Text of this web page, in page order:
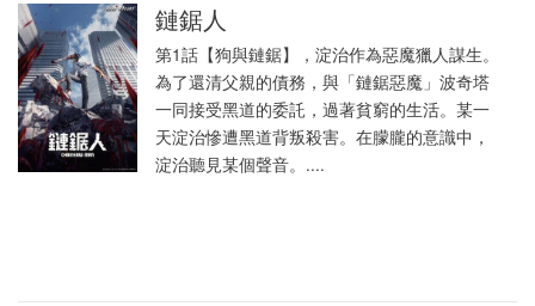
鏈鋸人
第1話【狗與鏈鋸】，淀治作為惡魔獵人謀生。
為了還清父親的債務，與「鏈鋸惡魔」波奇塔
一同接受黑道的委託，過著貧窮的生活。某一
天淀治慘遭黑道背叛殺害。在朦朧的意識中，
淀治聽見某個聲音。....